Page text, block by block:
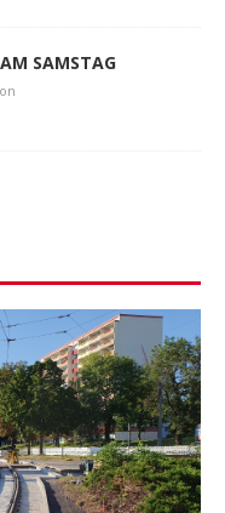
SAMSTAG